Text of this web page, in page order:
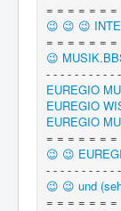
= = = = = =
😉 😉 😉
= = = = = =
😉
- - - - - - - - - -
EUREGIO
EUREGIO
EUREGIO
= = = = = =
😉 😉
- - - - - - - - - -
😉 😉 und
= = = = = =